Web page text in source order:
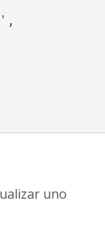
',
uno